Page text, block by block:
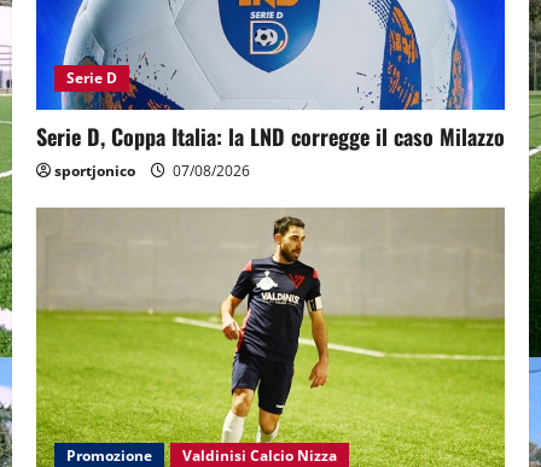
Serie D
Serie D, Coppa Italia: la LND corregge il caso Milazzo
sportjonico 07/08/2026
Promozione Valdinisi Calcio Nizza